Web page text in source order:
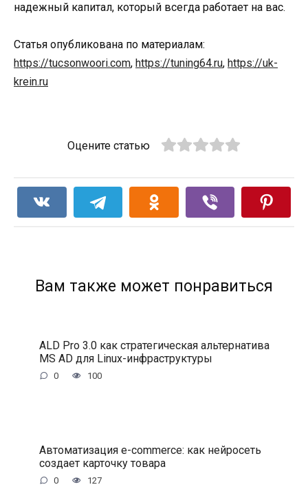
надежный капитал, который всегда работает на вас.
Статья опубликована по материалам:
https://tucsonwoori.com, https://tuning64.ru, https://uk-
krein.ru
Оцените статью
Вам также может понравиться
ALD Pro 3.0 как стратегическая альтернатива
MS AD для Linux-инфраструктуры
0 100
Автоматизация e-commerce: как нейросеть
создает карточку товара
0 127